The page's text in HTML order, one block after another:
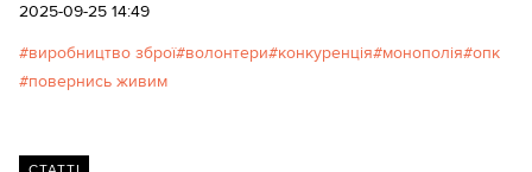
завищує її надто сильно), визнає свої помилки,
навчання операторів тощо.
2025-09-25 14:49
виробництво зброї волонтери конкуренція монополія опк
повернись живим